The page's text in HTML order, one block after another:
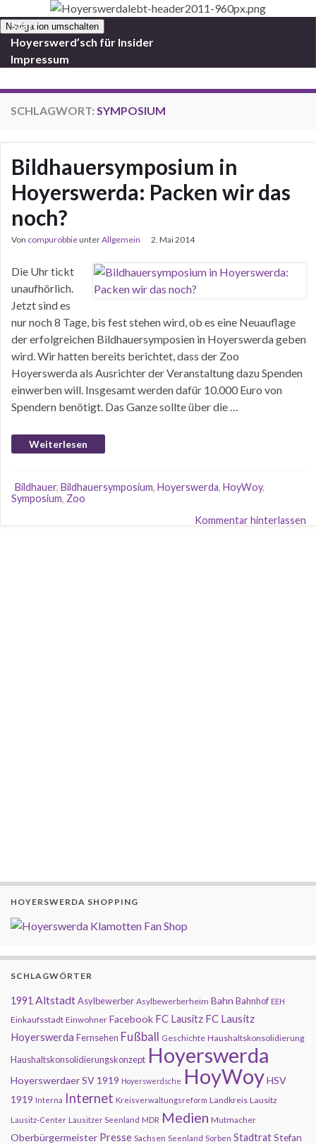
Navigation umschalten
Start
Hoyerswerd’sch für Insider
Impressum
SCHLAGWORT: SYMPOSIUM
Bildhauersymposium in
Hoyerswerda: Packen wir das
noch?
Von compurobbieunterAllgemein 2. Mai 2014
Die Uhr tickt
unaufhörlich.
Jetzt sind es
nur noch 8 Tage, bis fest stehen wird, ob es eine Neuauflage
der erfolgreichen Bildhauersymposien in Hoyerswerda geben
wird. Wir hatten bereits berichtet, dass der Zoo
Hoyerswerda als Ausrichter der Veranstaltung dazu Spenden
einwerben will. Insgesamt werden dafür 10.000 Euro von
Spendern benötigt. Das Ganze sollte über die …
Weiterlesen
Bildhauer, Bildhauersymposium, Hoyerswerda, HoyWoy,
Symposium, Zoo
Kommentar hinterlassen
HOYERSWERDA SHOPPING
SCHLAGWÖRTER
1991 AltstadtAsylbewerber Asylbewerberheim Bahn Bahnhof EEH
Einkaufsstadt Einwohner Facebook FC Lausitz FC Lausitz
Hoyerswerda Fernsehen Fußball Geschichte Haushaltskonsolidierung
Haushaltskonsolidierungskonzept Hoyerswerda
Hoyerswerdaer SV 1919 Hoyerswerdsche HoyWoyHSV
1919 Interna Internet Kreisverwaltungsreform Landkreis Lausitz
Lausitz-Center Lausitzer Seenland MDR Medien Mutmacher
Oberbürgermeister Presse Sachsen Seenland Sorben StadtratStefan